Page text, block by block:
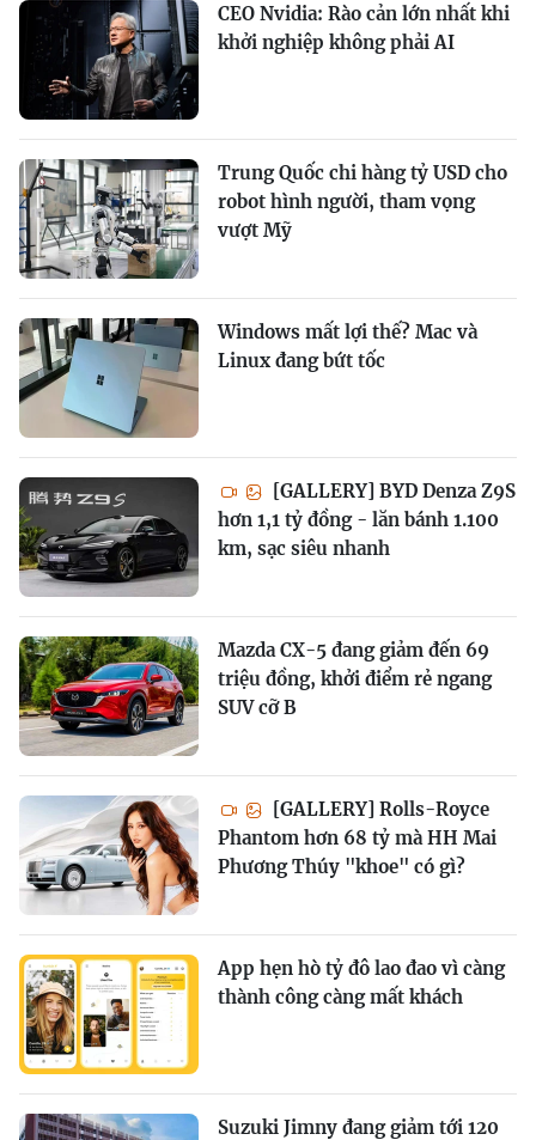
CEO Nvidia: Rào cản lớn nhất khi
khởi nghiệp không phải AI
Trung Quốc chi hàng tỷ USD cho
robot hình người, tham vọng
vượt Mỹ
Windows mất lợi thế? Mac và
Linux đang bứt tốc
[GALLERY] BYD Denza Z9S
hơn 1,1 tỷ đồng - lăn bánh 1.100
km, sạc siêu nhanh
Mazda CX-5 đang giảm đến 69
triệu đồng, khởi điểm rẻ ngang
SUV cỡ B
[GALLERY] Rolls-Royce
Phantom hơn 68 tỷ mà HH Mai
Phương Thúy "khoe" có gì?
App hẹn hò tỷ đô lao đao vì càng
thành công càng mất khách
Suzuki Jimny đang giảm tới 120